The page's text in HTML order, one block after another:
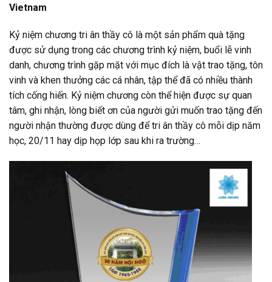
Vietnam
Kỷ niệm chương tri ân thầy cô là một sản phẩm quà tặng
được sử dụng trong các chương trình kỷ niệm, buổi lễ vinh
danh, chương trình gặp mặt với mục đích là vật trao tặng, tôn
vinh và khen thưởng các cá nhân, tập thể đã có nhiều thành
tích cống hiến. Kỷ niệm chương còn thể hiện được sự quan
tâm, ghi nhận, lòng biết ơn của người gửi muốn trao tặng đến
người nhận thường được dùng để tri ân thầy cô mỗi dịp năm
học, 20/11 hay dịp họp lớp sau khi ra trường…